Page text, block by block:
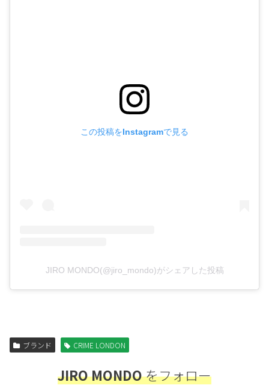
この投稿をInstagramで見る
JIRO MONDO(@jiro_mondo)がシェアした投稿
ブランド CRIME LONDON
JIRO MONDOをフォロー